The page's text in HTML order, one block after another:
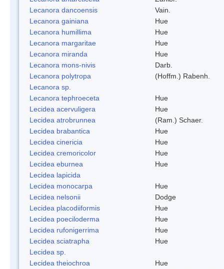
Lecanora dancoensis
Vain.
Lecanora gainiana
Hue
Lecanora humillima
Hue
Lecanora margaritae
Hue
Lecanora miranda
Hue
Lecanora mons-nivis
Darb.
Lecanora polytropa
(Hoffm.) Rabenh.
Lecanora sp.
Lecanora tephroeceta
Hue
Lecidea acervuligera
Hue
Lecidea atrobrunnea
(Ram.) Schaer.
Lecidea brabantica
Hue
Lecidea cinericia
Hue
Lecidea cremoricolor
Hue
Lecidea eburnea
Hue
Lecidea lapicida
Lecidea monocarpa
Hue
Lecidea nelsonii
Dodge
Lecidea placodiiformis
Hue
Lecidea poeciloderma
Hue
Lecidea rufonigerrima
Hue
Lecidea sciatrapha
Hue
Lecidea sp.
Lecidea theiochroa
Hue